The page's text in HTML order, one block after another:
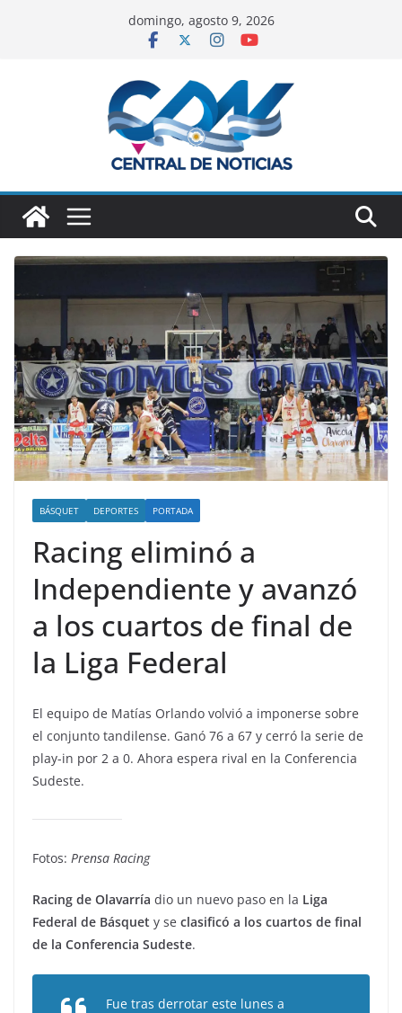
domingo, agosto 9, 2026
BÁSQUET DEPORTES PORTADA
Racing eliminó a
Independiente y avanzó
a los cuartos de final de
la Liga Federal
El equipo de Matías Orlando volvió a imponerse sobre
el conjunto tandilense. Ganó 76 a 67 y cerró la serie de
play-in por 2 a 0. Ahora espera rival en la Conferencia
Sudeste.
Fotos: Prensa Racing
Racing de Olavarría dio un nuevo paso en la Liga
Federal de Básquet y se clasificó a los cuartos de final
de la Conferencia Sudeste.
Fue tras derrotar este lunes a